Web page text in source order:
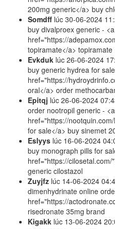
200mg generic</a> buy
Somdff lúc 30-06-2024
buy divalproex generic - <a
href="https://
topiramate</a>
Evkduk lúc 26-06-2024
buy generic hydrea for
href="https://
oral</a> order
Epitqj lúc 26-06-2024
order nootropil generic - <a
href="https://
for sale</a> buy sinemet
Eslyys lúc 16-06-2024
buy monograph pills for
href="https://
generic cilostazol
Zuyjfz lúc 14-06-2024
dimenhydrinate online
href="https://
risedronate 35mg brand
Kigakk lúc 13-06-2024